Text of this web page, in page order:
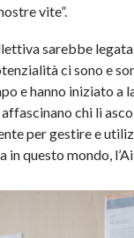
vite”.
sarebbe
ci sono e
e hanno iniziato a
chi li
per gestire e
questo mondo, l’Ai